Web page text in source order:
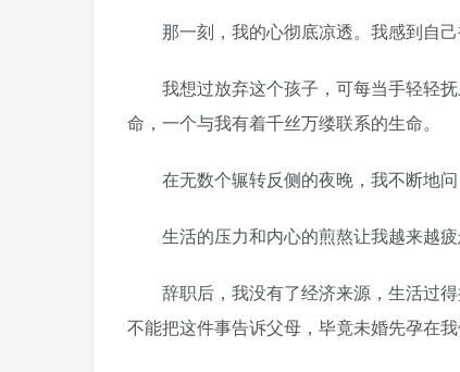
那一刻，我的心彻底凉透。我感到自己
我想过放弃这个孩子，可每当手轻轻抚
命，一个与我有着千丝万缕联系的生命。
在无数个辗转反侧的夜晚，我不断地问
生活的压力和内心的煎熬让我越来越疲
辞职后，我没有了经济来源，生活过得
不能把这件事告诉父母，毕竟未婚先孕在我